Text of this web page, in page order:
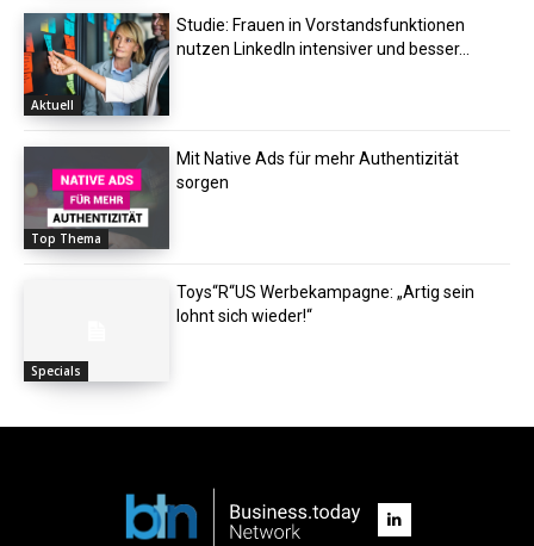
Aktuell
Studie: Frauen in Vorstandsfunktionen
nutzen LinkedIn intensiver und besser...
Top Thema
Mit Native Ads für mehr Authentizität
sorgen
Specials
Toys“R“US Werbekampagne: „Artig sein
lohnt sich wieder!“